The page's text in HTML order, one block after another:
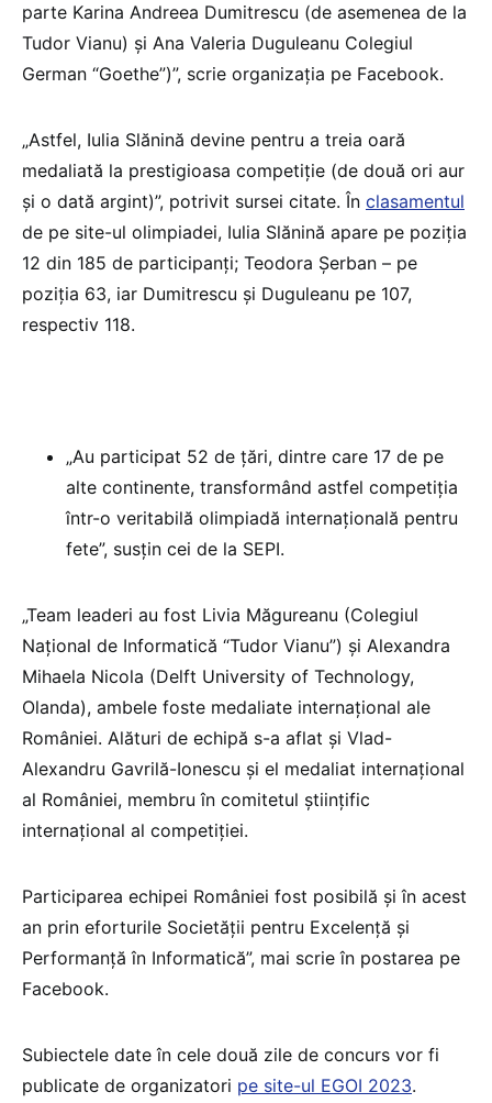
parte Karina Andreea Dumitrescu (de asemenea de la
Tudor Vianu) și Ana Valeria Duguleanu Colegiul
German “Goethe”)”, scrie organizația pe Facebook.
„Astfel, Iulia Slănină devine pentru a treia oară
medaliată la prestigioasa competiție (de două ori aur
și o dată argint)”, potrivit sursei citate. În clasamentul
de pe site-ul olimpiadei, Iulia Slănină apare pe poziția
12 din 185 de participanți; Teodora Șerban – pe
poziția 63, iar Dumitrescu și Duguleanu pe 107,
respectiv 118.
„Au participat 52 de țări, dintre care 17 de pe
alte continente, transformând astfel competiția
într-o veritabilă olimpiadă internațională pentru
fete”, susțin cei de la SEPI.
„Team leaderi au fost Livia Măgureanu (Colegiul
Național de Informatică “Tudor Vianu”) și Alexandra
Mihaela Nicola (Delft University of Technology,
Olanda), ambele foste medaliate internațional ale
României. Alături de echipă s-a aflat și Vlad-
Alexandru Gavrilă-Ionescu și el medaliat internațional
al României, membru în comitetul științific
internațional al competiției.
Participarea echipei României fost posibilă și în acest
an prin eforturile Societății pentru Excelență și
Performanță în Informatică”, mai scrie în postarea pe
Facebook.
Subiectele date în cele două zile de concurs vor fi
publicate de organizatori pe site-ul EGOI 2023.